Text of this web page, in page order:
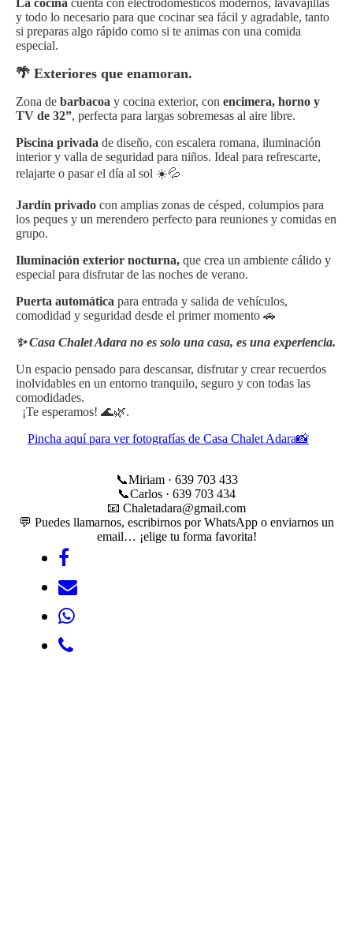
La cocina cuenta con electrodomésticos modernos, lavavajillas
y todo lo necesario para que cocinar sea fácil y agradable, tanto
si preparas algo rápido como si te animas con una comida
especial.
🌴 Exteriores que enamoran.
Zona de barbacoa y cocina exterior, con encimera, horno y
TV de 32”, perfecta para largas sobremesas al aire libre.
Piscina privada de diseño, con escalera romana, iluminación
interior y valla de seguridad para niños. Ideal para refrescarte,
relajarte o pasar el día al sol ☀️💦
Jardín privado con amplias zonas de césped, columpios para
los peques y un merendero perfecto para reuniones y comidas en
grupo.
Iluminación exterior nocturna, que crea un ambiente cálido y
especial para disfrutar de las noches de verano.
Puerta automática para entrada y salida de vehículos,
comodidad y seguridad desde el primer momento 🚗
✨ Casa Chalet Adara no es solo una casa, es una experiencia.
Un espacio pensado para descansar, disfrutar y crear recuerdos
inolvidables en un entorno tranquilo, seguro y con todas las
comodidades.
¡Te esperamos! 🌊🌿.
Pincha aquí para ver fotografías de Casa Chalet Adara📸
📞Miriam · 639 703 433
📞Carlos · 639 703 434
📧 Chaletadara@gmail.com
💬 Puedes llamarnos, escribirnos por WhatsApp o enviarnos un
email… ¡elige tu forma favorita!